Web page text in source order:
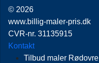
© 2026
www.billig-maler-pris.dk
CVR-nr. 31135915
Kontakt
Tilbud maler Rødovre